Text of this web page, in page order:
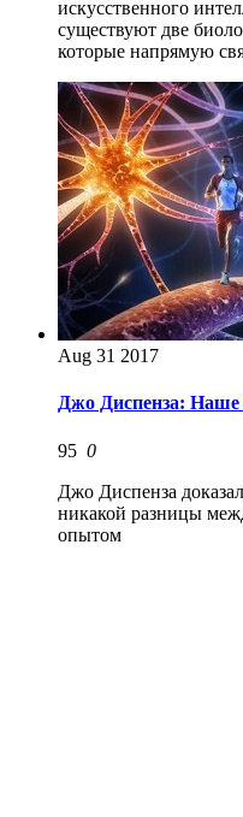
искусственного
существуют две
которые напрямую
Aug 31 2017
Джо Диспенза: Наше
95 0
Джо Диспенза
никакой разницы
опытом